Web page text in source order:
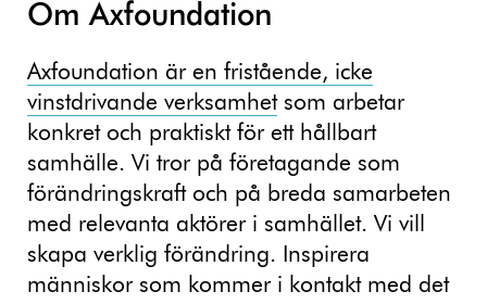
Om Axfoundation
Axfoundation är en fristående, icke
vinstdrivande verksamhetsom arbetar
konkret och praktiskt för ett hållbart
samhälle. Vi tror på företagande som
förändringskraft och på breda samarbeten
med relevanta aktörer i samhället. Vi vill
skapa verklig förändring. Inspirera
människor som kommer i kontakt med det